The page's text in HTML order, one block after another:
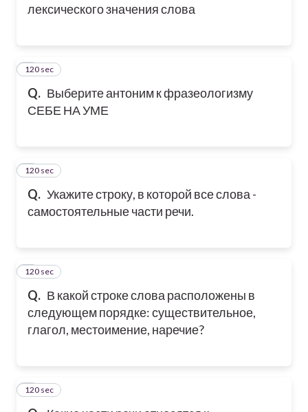
лексического значения слова
Q. Выберите антоним к фразеологизму
СЕБЕ НА УМЕ
4
120 sec
Q. Укажите строку, в которой все слова -
самостоятельные части речи.
5
120 sec
Q. В какой строке слова расположены в
следующем порядке: существительное,
глагол, местоимение, наречие?
6
120 sec
7
120 sec